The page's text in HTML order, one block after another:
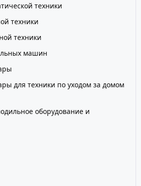
техники
техники
техники
машин
для техники по уходом за домом
оборудование и